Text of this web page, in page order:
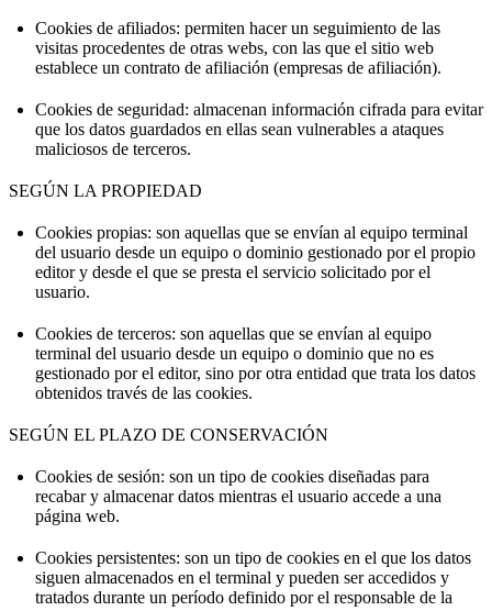
Cookies de afiliados: permiten hacer un seguimiento de las
visitas procedentes de otras webs, con las que el sitio web
establece un contrato de afiliación (empresas de afiliación).
Cookies de seguridad: almacenan información cifrada para evitar
que los datos guardados en ellas sean vulnerables a ataques
maliciosos de terceros.
SEGÚN LA PROPIEDAD
Cookies propias: son aquellas que se envían al equipo terminal
del usuario desde un equipo o dominio gestionado por el propio
editor y desde el que se presta el servicio solicitado por el
usuario.
Cookies de terceros: son aquellas que se envían al equipo
terminal del usuario desde un equipo o dominio que no es
gestionado por el editor, sino por otra entidad que trata los datos
obtenidos través de las cookies.
SEGÚN EL PLAZO DE CONSERVACIÓN
Cookies de sesión: son un tipo de cookies diseñadas para
recabar y almacenar datos mientras el usuario accede a una
página web.
Cookies persistentes: son un tipo de cookies en el que los datos
siguen almacenados en el terminal y pueden ser accedidos y
tratados durante un período definido por el responsable de la